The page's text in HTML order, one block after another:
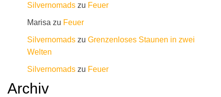
Silvernomads zu Feuer
Marisa zu Feuer
Silvernomads zu Grenzenloses Staunen in zwei
Welten
Silvernomads zu Feuer
Archiv